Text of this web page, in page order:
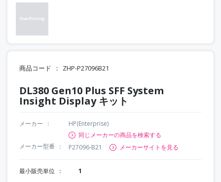
商品コード ZHP-P27096B21
DL380 Gen10 Plus SFF System
Insight Display キット
メーカー
HP(Enterprise)
同じメーカーの商品を検索する
メーカー型番
P27096-B21 メーカーサイトを見る
最小販売単位 1